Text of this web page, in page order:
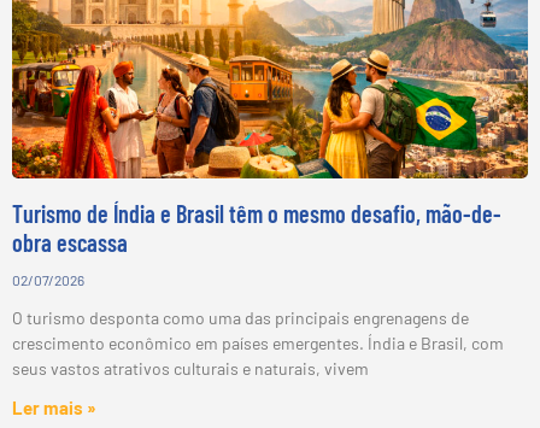
Turismo de Índia e Brasil têm o mesmo desafio, mão-de-
obra escassa
02/07/2026
O turismo desponta como uma das principais engrenagens de
crescimento econômico em países emergentes. Índia e Brasil, com
seus vastos atrativos culturais e naturais, vivem
Ler mais »